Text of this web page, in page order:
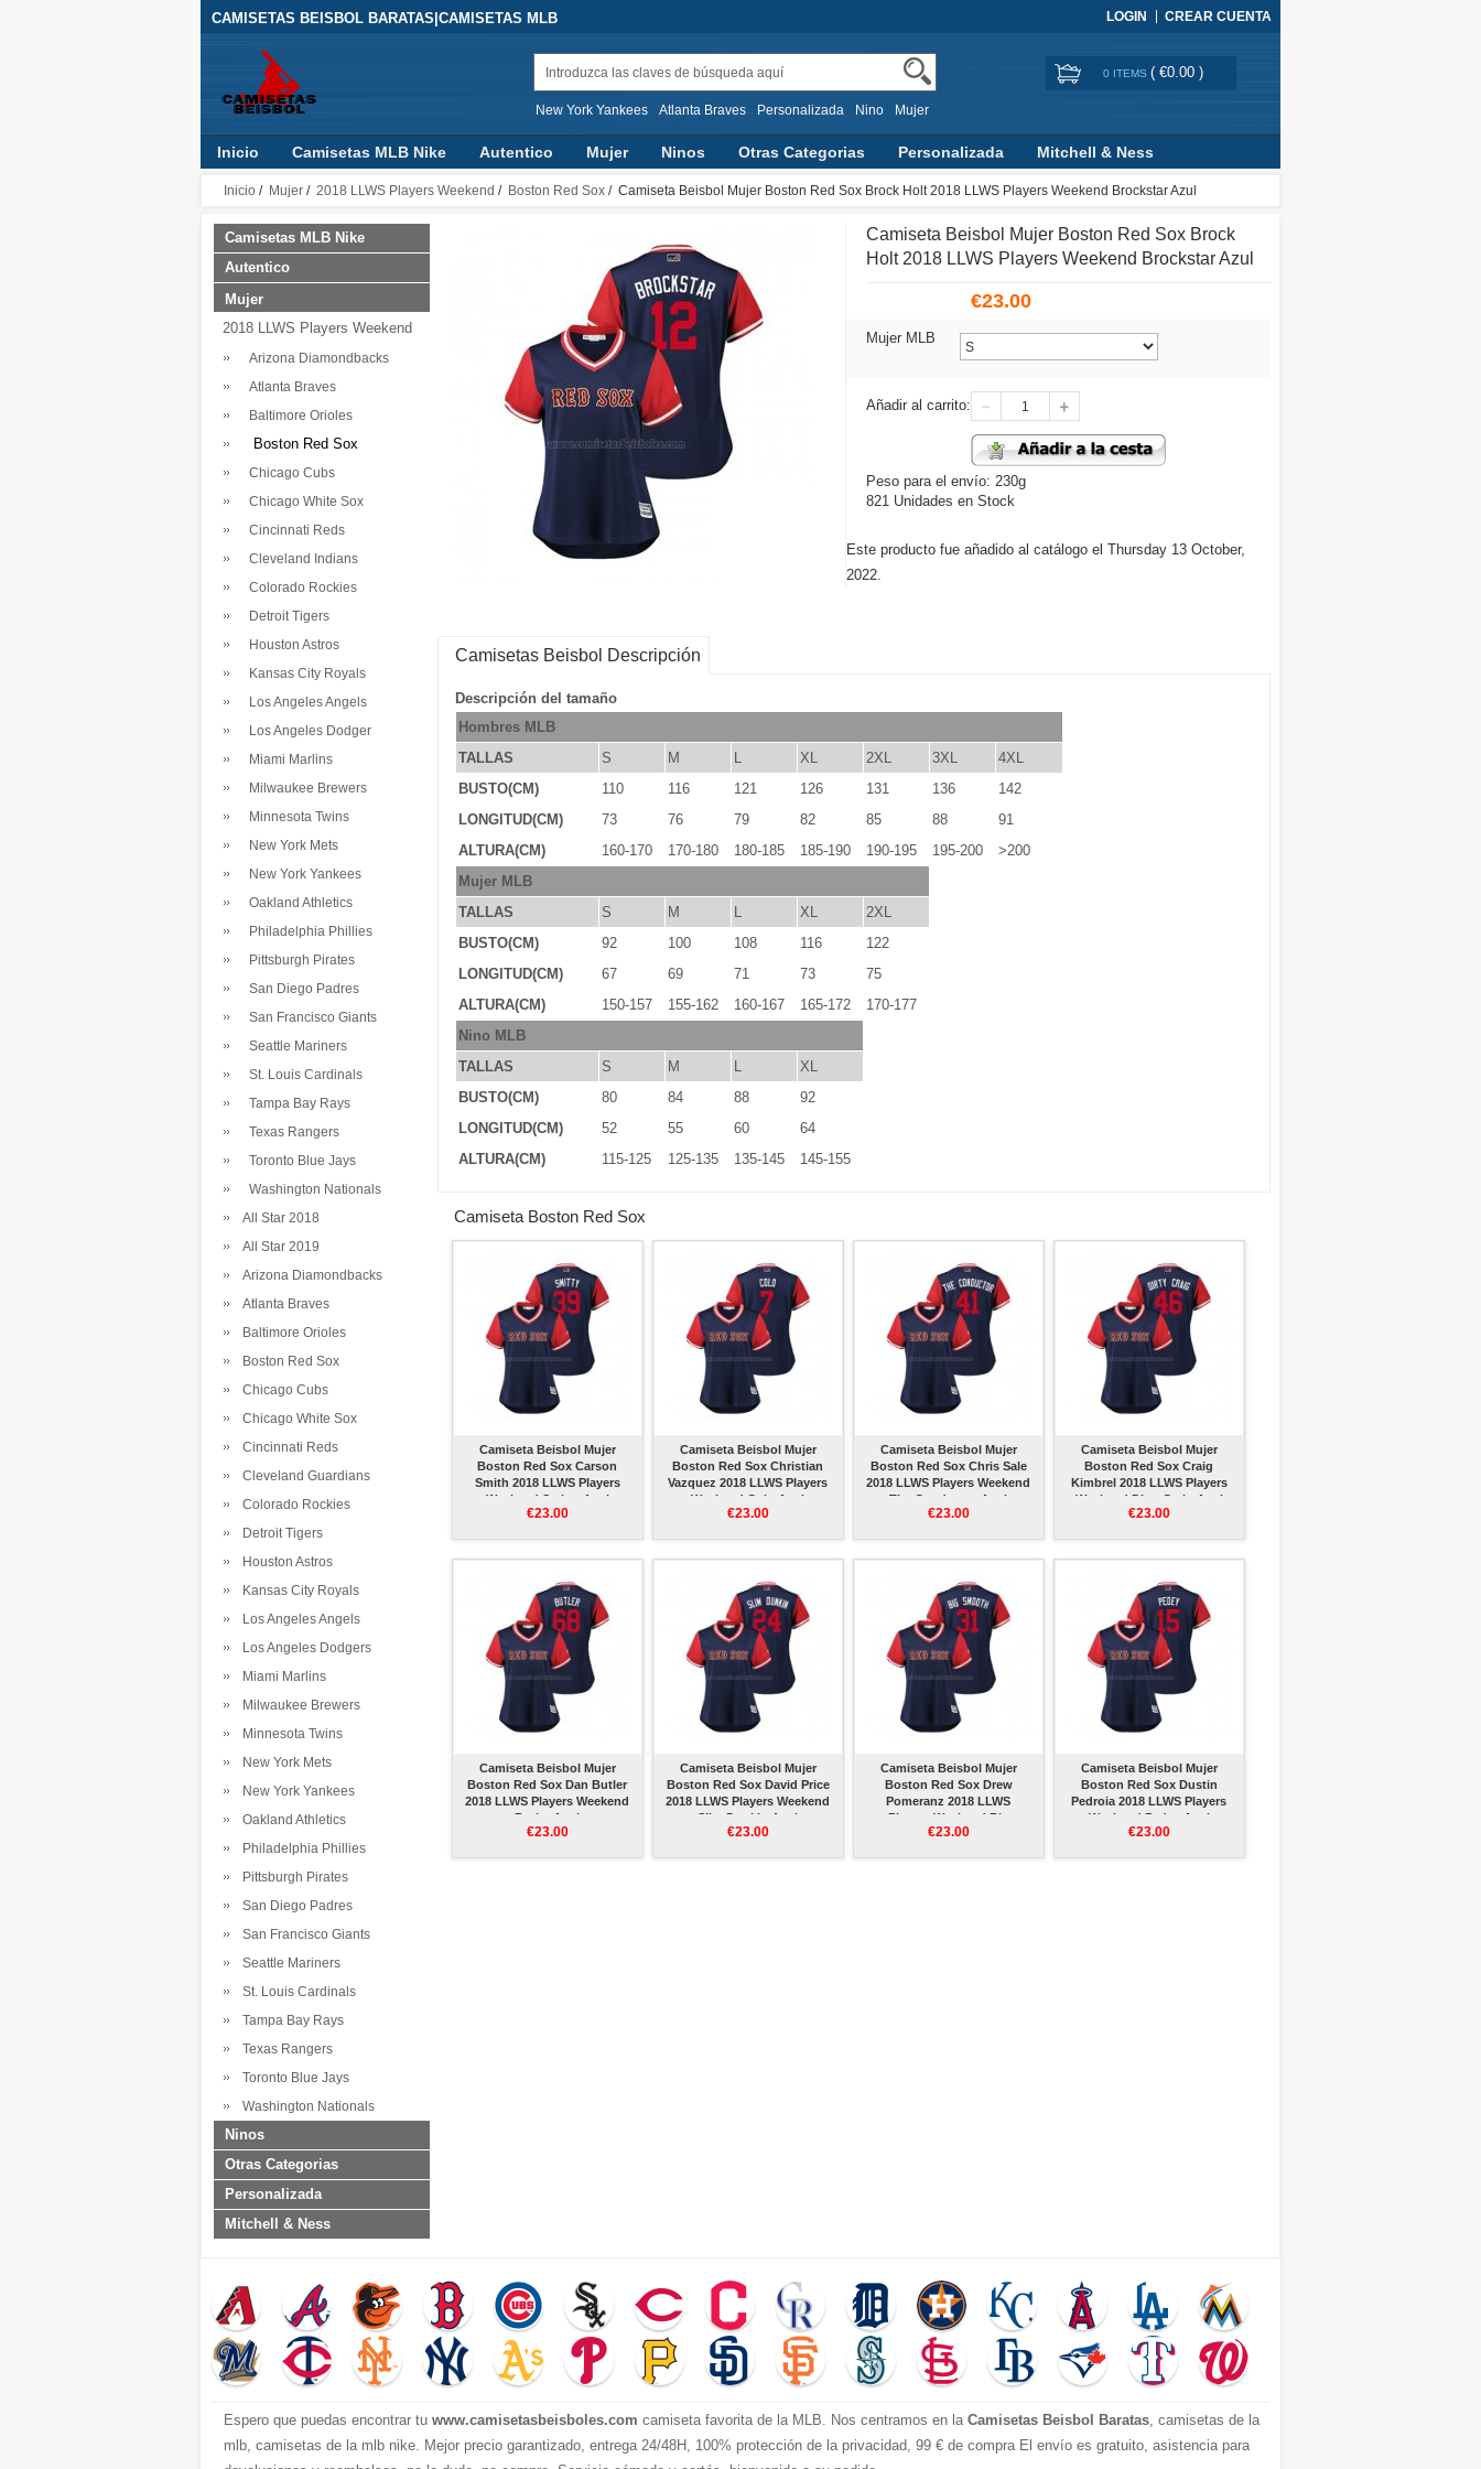
CAMISETAS BEISBOL BARATAS|CAMISETAS MLB LOGIN CREAR CUENTA
New York Yankees Atlanta Braves Personalizada Nino Mujer
0 ITEMS ( €0.00 )
Inicio Camisetas MLB Nike Autentico Mujer Ninos Otras Categorias Personalizada Mitchell & Ness
Inicio / Mujer / 2018 LLWS Players Weekend / Boston Red Sox / Camiseta Beisbol Mujer Boston Red Sox Brock Holt 2018 LLWS Players Weekend Brockstar Azul
Camisetas MLB Nike
Autentico
Mujer
2018 LLWS Players Weekend
Arizona Diamondbacks
Atlanta Braves
Baltimore Orioles
Boston Red Sox
Chicago Cubs
Chicago White Sox
Cincinnati Reds
Cleveland Indians
Colorado Rockies
Detroit Tigers
Houston Astros
Kansas City Royals
Los Angeles Angels
Los Angeles Dodger
Miami Marlins
Milwaukee Brewers
Minnesota Twins
New York Mets
New York Yankees
Oakland Athletics
Philadelphia Phillies
Pittsburgh Pirates
San Diego Padres
San Francisco Giants
Seattle Mariners
St. Louis Cardinals
Tampa Bay Rays
Texas Rangers
Toronto Blue Jays
Washington Nationals
All Star 2018
All Star 2019
Arizona Diamondbacks
Atlanta Braves
Baltimore Orioles
Boston Red Sox
Chicago Cubs
Chicago White Sox
Cincinnati Reds
Cleveland Guardians
Colorado Rockies
Detroit Tigers
Houston Astros
Kansas City Royals
Los Angeles Angels
Los Angeles Dodgers
Miami Marlins
Milwaukee Brewers
Minnesota Twins
New York Mets
New York Yankees
Oakland Athletics
Philadelphia Phillies
Pittsburgh Pirates
San Diego Padres
San Francisco Giants
Seattle Mariners
St. Louis Cardinals
Tampa Bay Rays
Texas Rangers
Toronto Blue Jays
Washington Nationals
Ninos
Otras Categorias
Personalizada
Mitchell & Ness
Camiseta Beisbol Mujer Boston Red Sox Brock
Holt 2018 LLWS Players Weekend Brockstar Azul
€23.00
Mujer MLB
Añadir al carrito:
Peso para el envío: 230g
821 Unidades en Stock
Este producto fue añadido al catálogo el Thursday 13 October,
2022.
Camisetas Beisbol Descripción
Descripción del tamaño
Hombres MLB
TALLAS
S M L XL 2XL 3XL
4XL
BUSTO(CM)
110 116 121 126 131 136
142
LONGITUD(CM)
73 76 79 82 85 88
91
ALTURA(CM)
160-170 170-180 180-185 185-190 190-195 195-200
>200
Mujer MLB
TALLAS
S M L XL
2XL
BUSTO(CM)
92 100 108 116
122
LONGITUD(CM)
67 69 71 73
75
ALTURA(CM)
150-157 155-162 160-167 165-172
170-177
Nino MLB
TALLAS
S M L
XL
BUSTO(CM)
80 84 88
92
LONGITUD(CM)
52 55 60
64
ALTURA(CM)
115-125 125-135 135-145 145-155
Camiseta Boston Red Sox
Camiseta Beisbol Mujer
Boston Red Sox Carson
Smith 2018 LLWS Players
Weekend Smitty Azul
€23.00
Camiseta Beisbol Mujer
Boston Red Sox Christian
Vazquez 2018 LLWS Players
Weekend Colo Azul
€23.00
Camiseta Beisbol Mujer
Boston Red Sox Chris Sale
2018 LLWS Players Weekend
The Conductor Azul
€23.00
Camiseta Beisbol Mujer
Boston Red Sox Craig
Kimbrel 2018 LLWS Players
Weekend Dirty Craig Azul
€23.00
Camiseta Beisbol Mujer
Boston Red Sox Dan Butler
2018 LLWS Players Weekend
Butler Azul
€23.00
Camiseta Beisbol Mujer
Boston Red Sox David Price
2018 LLWS Players Weekend
Slim Dunkin Azul
€23.00
Camiseta Beisbol Mujer
Boston Red Sox Drew
Pomeranz 2018 LLWS
Players Weekend Big
Smooth Azul
€23.00
Camiseta Beisbol Mujer
Boston Red Sox Dustin
Pedroia 2018 LLWS Players
Weekend Pedey Azul
€23.00
Espero que puedas encontrar tu www.camisetasbeisboles.com camiseta favorita de la MLB. Nos centramos en la Camisetas Beisbol Baratas, camisetas de la
mlb, camisetas de la mlb nike. Mejor precio garantizado, entrega 24/48H, 100% protección de la privacidad, 99 € de compra El envío es gratuito, asistencia para